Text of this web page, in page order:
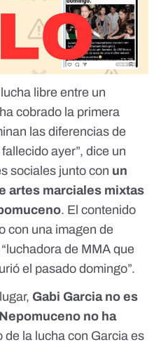
libre entre un
cobrado la primera
las diferencias de
ayer”, dice un
sociales junto con un
artes marciales mixtas
. El contenido
con una imagen de
de MMA que
el pasado domingo”.
Gabi Garcia no es
Nepomuceno no ha
de la lucha con Garcia es